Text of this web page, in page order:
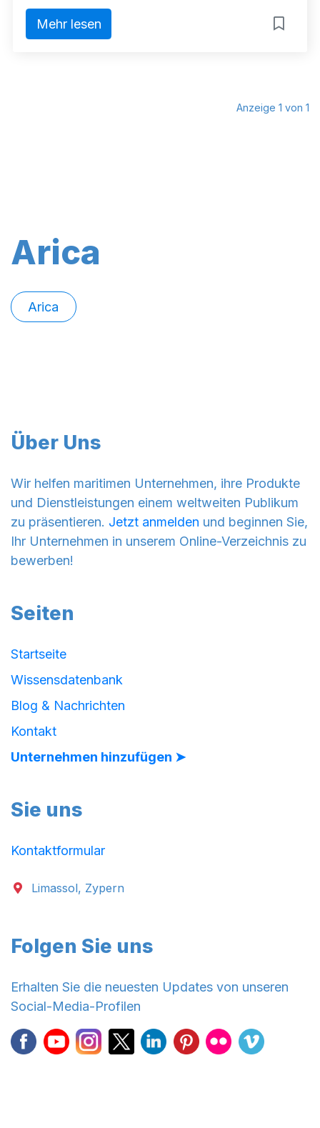
Mehr lesen
Anzeige 1 von 1
Arica
Arica
Über Uns
Wir helfen maritimen Unternehmen, ihre Produkte
und Dienstleistungen einem weltweiten Publikum
zu präsentieren. Jetzt anmelden und beginnen Sie,
Ihr Unternehmen in unserem Online-Verzeichnis zu
bewerben!
Seiten
Startseite
Wissensdatenbank
Blog & Nachrichten
Kontakt
Unternehmen hinzufügen ➤
Sie uns
Kontaktformular
Limassol, Zypern
Folgen Sie uns
Erhalten Sie die neuesten Updates von unseren
Social-Media-Profilen